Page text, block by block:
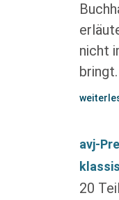
nicht
bringt.
avj-
20